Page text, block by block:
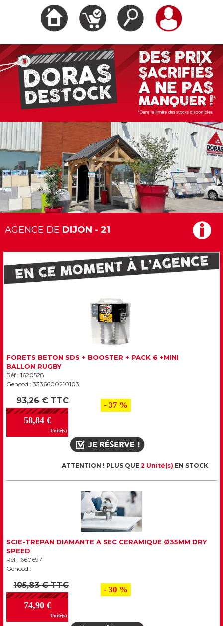
AGENCE DE DIJON - 21
FORETS BETON SDS + BOOSTER + PACK 6 +MINI
BALLON RUGBY
Réf : 1620528
Gencod : 3336600210103
93,26 € TTC
58,84 €
Unité(s)
- 37 %
ATTENTION ! PLUS QUE 2 Unité(s) EN STOCK
SCIE-TREPAN DIAMANTE A SEC CERAMIQUE Ø35MM DRY
SPEED
Réf : 660697
Gencod :
105,83 € TTC
74,90 €
Unité(s)
- 30 %